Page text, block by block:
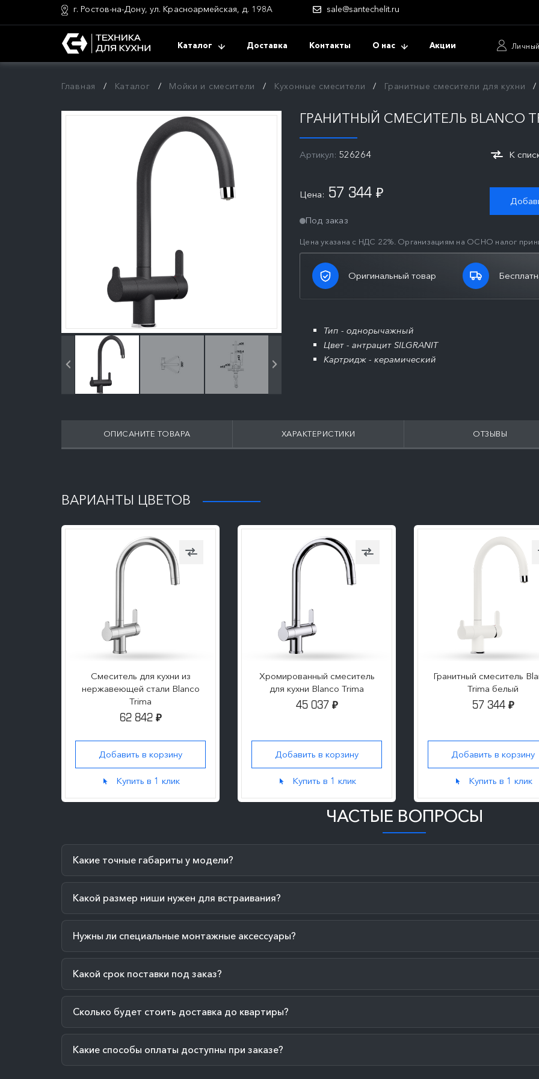
г. Ростов-на-Дону, ул. Красноармейская, д. 198А sale@santechelit.ru
Каталог Доставка Контакты О нас Акции
Главная Каталог Мойки и смесители Кухонные смесители Гранитные смесители для кухни
ГРАНИТНЫЙ СМЕСИТЕЛЬ BLANCO
Артикул: 526264 К
Цена: 57 344 ₽
Под заказ
Цена указана с НДС 22%. Организациям на ОСНО налог
Оригинальный товар
Тип - однорычажный
Цвет - антрацит SILGRANIT
Картридж - керамический
ОПИСАНИТЕ ТОВАРА ХАРАКТЕРИСТИКИ ОТЗЫВЫ
ВАРИАНТЫ ЦВЕТОВ
Смеситель для кухни из
нержавеющей стали Blanco
Trima
62 842 ₽
Добавить в корзину
Купить в 1 клик
Хромированный смеситель
для кухни Blanco Trima
45 037 ₽
Добавить в корзину
Купить в 1 клик
Гранитный смеситель
Trima белый
57 344 ₽
Добавить в корзину
Купить в 1 клик
ЧАСТЫЕ ВОПРОСЫ
Какие точные габариты у модели?
Какой размер ниши нужен для встраивания?
Нужны ли специальные монтажные аксессуары?
Какой срок поставки под заказ?
Сколько будет стоить доставка до квартиры?
Какие способы оплаты доступны при заказе?